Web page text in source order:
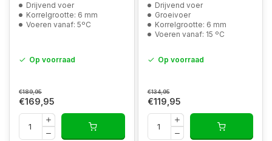
Drijvend voer
Korrelgrootte: 6 mm
Voeren vanaf: 5ºC
Op voorraad
€189,95
€169,95
Drijvend voer
Groeivoer
Korrelgrootte: 6 mm
Voeren vanaf: 15 ºC
Op voorraad
€134,95
€119,95